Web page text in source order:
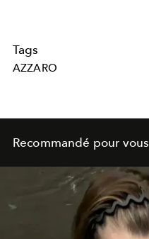
Tags
AZZARO
Recommandé pour vous